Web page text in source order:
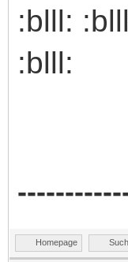
:blll:
:blll:
Homepage